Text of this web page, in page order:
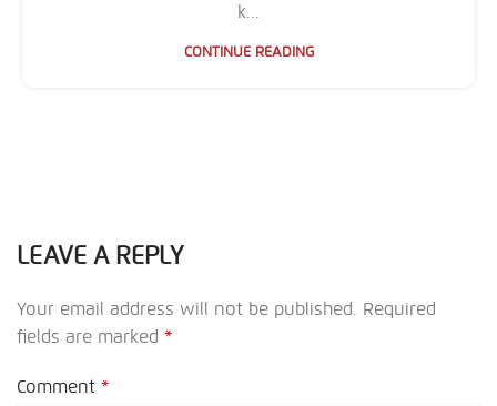
k...
CONTINUE READING
LEAVE A REPLY
Your email address will not be published. Required
fields are marked *
Comment *